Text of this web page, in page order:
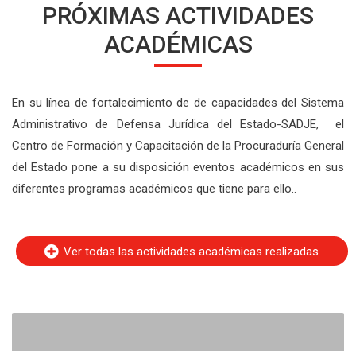
PRÓXIMAS ACTIVIDADES
ACADÉMICAS
En su línea de fortalecimiento de de capacidades del Sistema
Administrativo de Defensa Jurídica del Estado-SADJE, el
Centro de Formación y Capacitación de la Procuraduría General
del Estado pone a su disposición eventos académicos en sus
diferentes programas académicos que tiene para ello..
Ver todas las actividades académicas realizadas